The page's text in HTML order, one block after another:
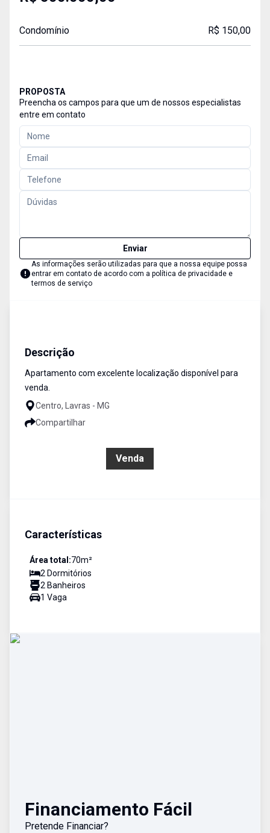
Condomínio R$ 150,00
PROPOSTA
Preencha os campos para que um de nossos especialistas
entre em contato
Enviar
As informações serão utilizadas para que a nossa equipe possa
entrar em contato de acordo com a política de privacidade e
termos de serviço
Descrição
Apartamento com excelente localização disponível para
venda.
Centro, Lavras - MG
Compartilhar
Venda
Características
Área total:70m²
2 Dormitórios
2 Banheiros
1 Vaga
Financiamento Fácil
Pretende Financiar?